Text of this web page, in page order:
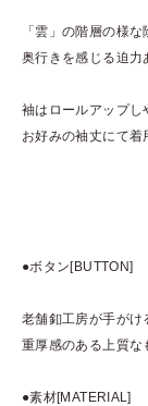
「雲」の階層の様
奥行きを感じる迫力
袖はロールアップし
お好みの袖丈にて着
●ボタン[BUTTON]
老舗釦工房が手がけ
重厚感のある上質な
●素材[MATERIAL]